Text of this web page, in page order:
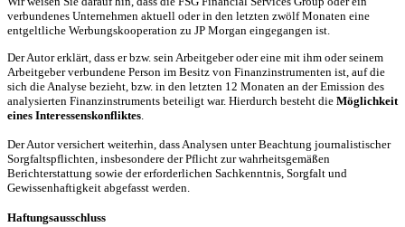
verbundenes Unternehmen aktuell oder in den letzten zwölf Monaten eine
entgeltliche Werbungskooperation zu JP Morgan eingegangen ist.
Der Autor erklärt, dass er bzw. sein Arbeitgeber oder eine mit ihm oder seinem
Arbeitgeber verbundene Person im Besitz von Finanzinstrumenten ist, auf die
sich die Analyse bezieht, bzw. in den letzten 12 Monaten an der Emission des
analysierten Finanzinstruments beteiligt war. Hierdurch besteht die Möglichkeit
eines Interessenskonfliktes
Der Autor versichert weiterhin, dass Analysen unter Beachtung journalistischer
Sorgfaltspflichten, insbesondere der Pflicht zur wahrheitsgemäßen
Berichterstattung sowie der erforderlichen Sachkenntnis, Sorgfalt und
Gewissenhaftigkeit abgefasst werden.
Haftungsausschluss